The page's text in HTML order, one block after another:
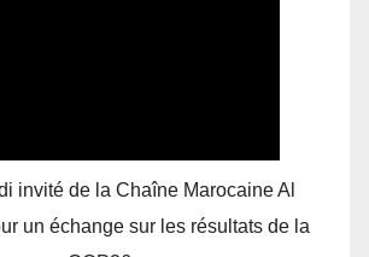
invité de la Chaîne Marocaine Al
un échange sur les résultats de la